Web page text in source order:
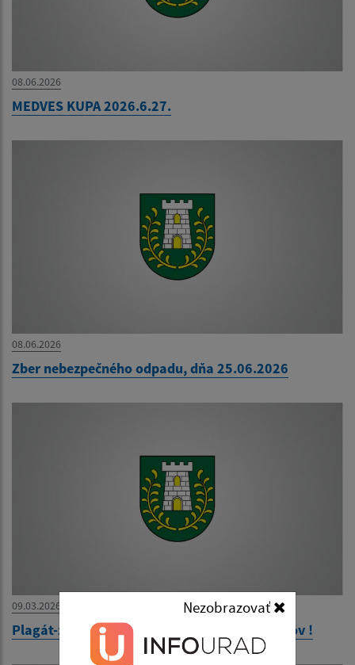
Nezobrazovať
08.06.2026
MEDVES KUPA 2026.6.27.
08.06.2026
Zber nebezpečného odpadu, dňa 25.06.2026
09.03.2026
Plagát-zákaz vypaľovania trávnatých porastov !